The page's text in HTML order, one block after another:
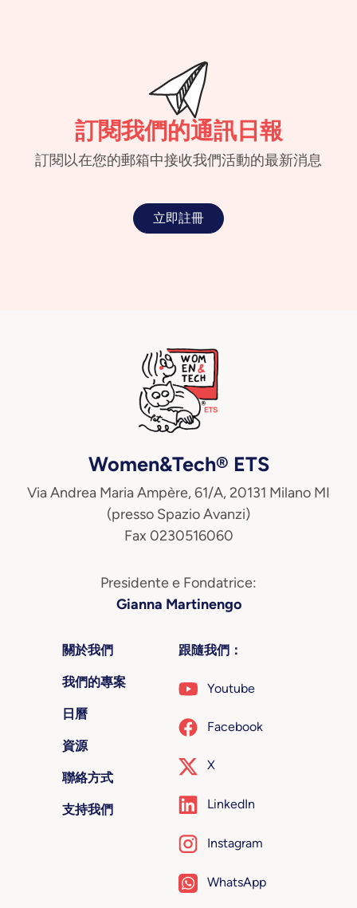
訂閱我們的通訊日報
訂閱以在您的郵箱中接收我們活動的最新消息
立即註冊
Women&Tech® ETS
Via Andrea Maria Ampère, 61/A, 20131 Milano MI
(presso Spazio Avanzi)
Fax 0230516060
Presidente e Fondatrice:
Gianna Martinengo
關於我們
我們的專案
日曆
資源
聯絡方式
支持我們
跟隨我們：
Youtube
Facebook
X
LinkedIn
Instagram
WhatsApp